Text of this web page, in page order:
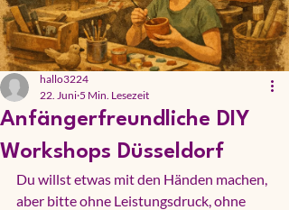
Anfängerfreundliche DIY
Workshops Düsseldorf
hallo3224
22. Juni 5 Min. Lesezeit
Du willst etwas mit den Händen machen,
aber bitte ohne Leistungsdruck, ohne